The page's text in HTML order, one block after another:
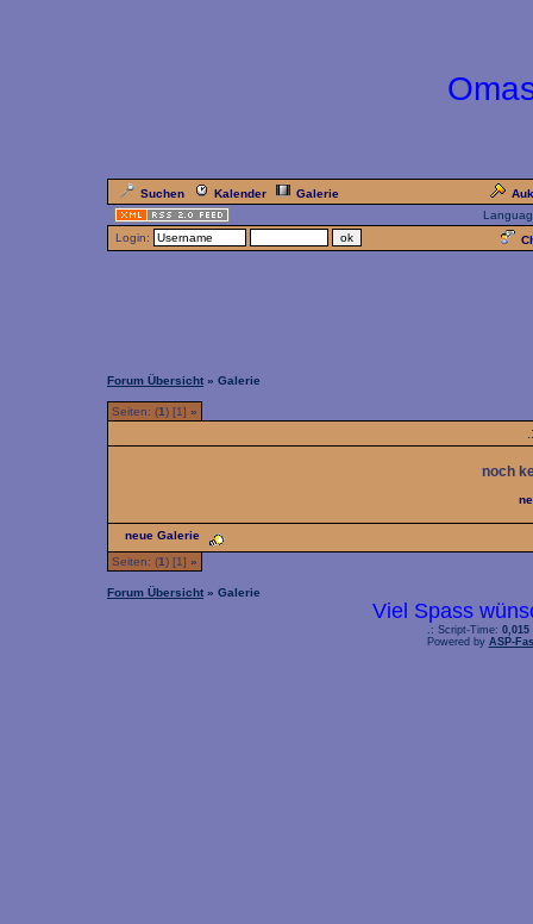
Suchen Kalender Galerie
Login:
Forum Übersicht » Galerie
Seiten: (1) [1] »
noch
neue Galerie
Seiten: (1) [1] »
Forum Übersicht » Galerie
Viel Spass
.: Script-Time: 0,015
Powered by ASP-